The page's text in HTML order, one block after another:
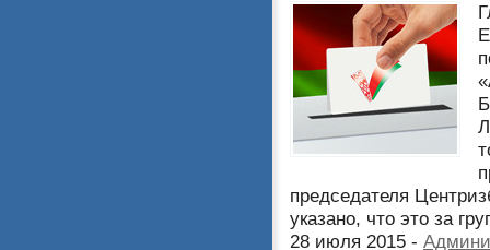
председателя
указано, что это за
28 июля 2015 -